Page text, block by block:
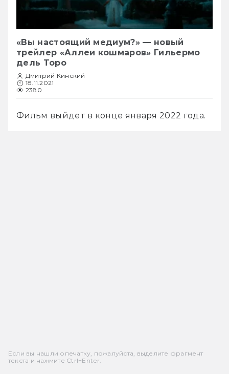
«Вы настоящий медиум?» — новый
трейлер «Аллеи кошмаров» Гильермо
дель Торо
Дмитрий Кинский
18.11.2021
2380
Фильм выйдет в конце января 2022 года.
Если вы нашли опечатку, пожалуйста, выделите фрагмент
текста и нажмите Ctrl+Enter.